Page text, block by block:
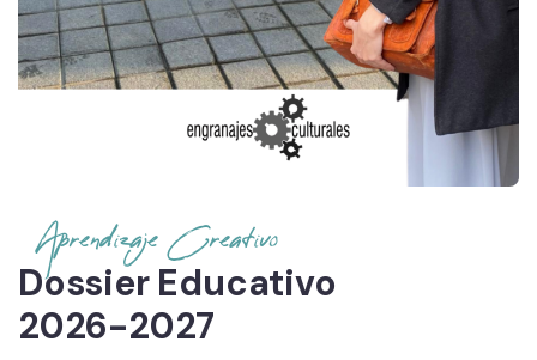
Aprendizaje Creativo
Dossier Educativo
2026-2027